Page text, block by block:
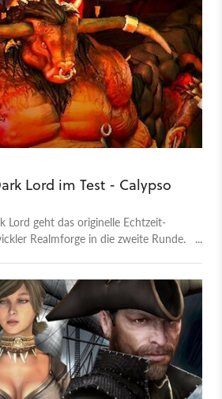
Lord im Test - Calypso
Lord geht das originelle Echtzeit-
Realmforge in die zweite Runde.